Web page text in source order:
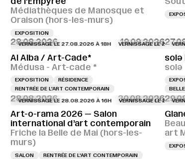
Médiathèques de Manosque et
Oraison (hors-les-murs)
EXPOSITION
28.08.2026 19.09.2026
VERNISSAGE LE 27.08.2026 À 18H VERNISSAGE LE 27.08.2026 À
Al Alba / Art-Cade*
Médusa - Art-cade *
EXPOSITION
RÉSIDENCE
RENTRÉE DE L'ART CONTEMPORAIN
solə
solə
28.08.2026 30.08.2026
VERNISSAGE LE 28.08.2026 À 16H VERNISSAGE LE 28.08.2026
Art-o-rama 2026 — Salon
international d’art contemporain
Friche la Belle de Mai (hors-les-
murs)
SALON
RENTRÉE DE L'ART CONTEMPORAIN
art